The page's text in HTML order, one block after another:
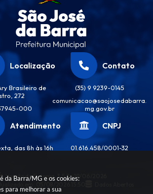
da Barra/MG e os cookies:
para melhorar a sua
Localização
Brasileiro de
272
000
Contato
(35) 9 9239-0145
comunicacao@saojosedabarra.
mg.gov.br
Atendimento
das 8h às 16h
CNPJ
01.616.458/0001-32
Versão do Sistema: 3.5.3 - 19/06/2026